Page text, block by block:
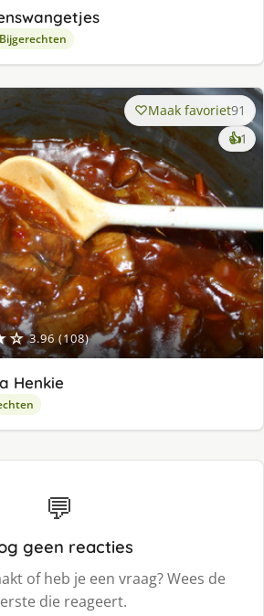
Bijgerechten
3.96 (108)
Maak favoriet91
👍1
Henkie
💬
geen reacties
of heb je een vraag? Wees de
die reageert.